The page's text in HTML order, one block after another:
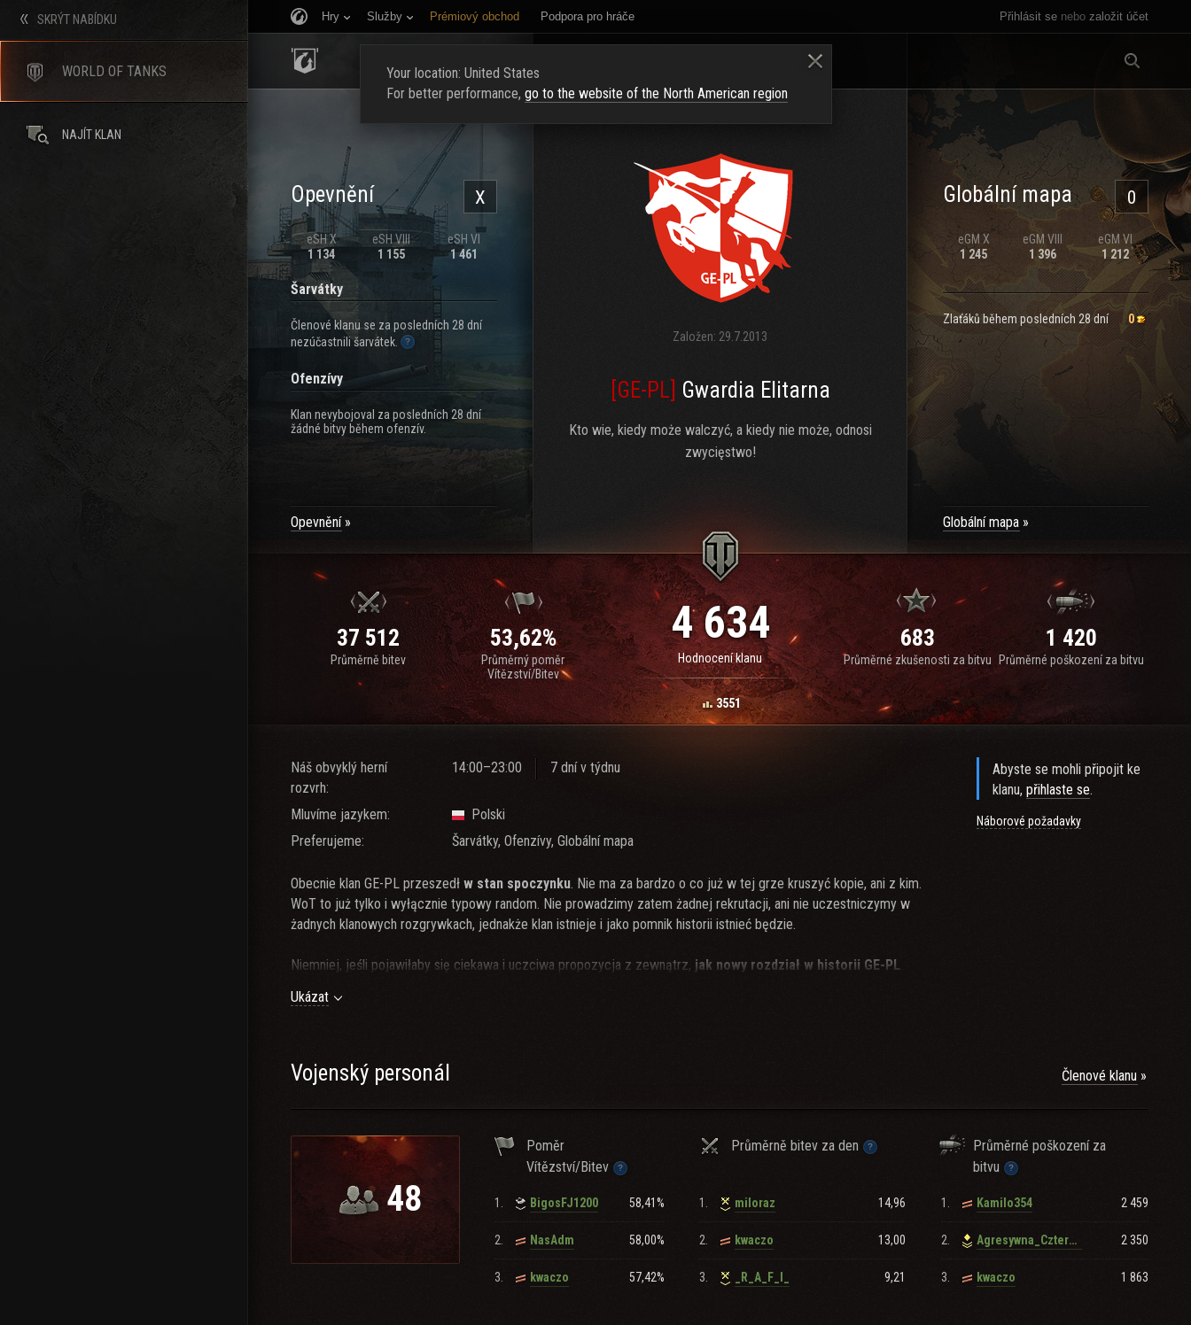
Přihlásit se nebo založit účet
Hry Služby Prémiový obchod Podpora pro hráče
NAVERBOVAT NOVÉ ČLENY
X
Opevnění
eSH X
1 134
eSH VIII
1 155
eSH VI
1 461
Šarvátky
Členové klanu se za posledních 28 dní
nezúčastnili šarvátek.
Ofenzívy
Klan nevybojoval za posledních 28 dní
žádné bitvy během ofenzív.
Opevnění
Založen: 29.7.2013
[GE-PL] Gwardia Elitarna
Kto wie, kiedy może walczyć, a kiedy nie może, odnosi
zwycięstwo!
0
Globální mapa
eGM X
1 245
eGM VIII
1 396
eGM VI
1 212
Zlaťáků během posledních 28 dní 0
Globální mapa
37 512
Průměrně bitev
53,62%
Průměrný poměr
Vítězství/Bitev
4 634
Hodnocení klanu
3551
683
Průměrné zkušenosti za bitvu
1 420
Průměrné poškození za bitvu
Náš obvyklý herní
rozvrh:
14:00–23:00 7 dní v týdnu
Mluvíme jazykem:
Polski
Preferujeme:
Šarvátky, Ofenzívy, Globální mapa
Obecnie klan GE-PL przeszedł w stan spoczynku. Nie ma za bardzo o co już w tej grze kruszyć kopie, ani z kim.
WoT to już tylko i wyłącznie typowy random. Nie prowadzimy zatem żadnej rekrutacji, ani nie uczestniczymy w
żadnych klanowych rozgrywkach, jednakże klan istnieje i jako pomnik historii istnieć będzie.
Niemniej, jeśli pojawiłaby się ciekawa i uczciwa propozycja z zewnątrz, jak nowy rozdział w historii GE-PL
Diplomacy PL/ENG: King_in_the_North_
Po więcej informacji o klanie, serdecznie zapraszamy nanaszą stronę WWW.
Ukázat
Abyste se mohli připojit ke
klanu,přihlaste se.
Náborové požadavky
Vojenský personál Členové klanu
48
Poměr
Vítězství/Bitev
Průměrně bitev za den
Průměrné poškození za
bitvu
1. BigosFJ1200 58,41%
2. NasAdm 58,00%
3. kwaczo 57,42%
1. miloraz 14,96
2. kwaczo 13,00
3. _R_A_F_I_ 9,21
1. Kamilo354 2 459
2. Agresywna_Czternastka 2 350
3. kwaczo 1 863
SKRÝT NABÍDKU
WORLD OF TANKS
NAJÍT KLAN
Your location: United States
For better performance, go to the website of the North American region